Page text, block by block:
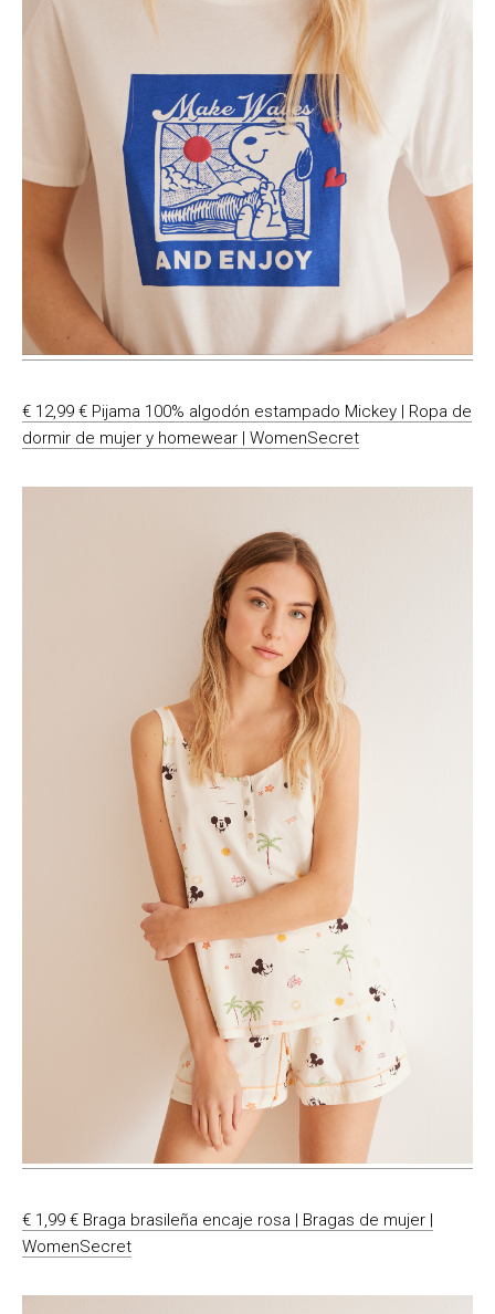
€ 12,99 € Pijama 100% algodón estampado Mickey | Ropa de
dormir de mujer y homewear | WomenSecret
€ 1,99 € Braga brasileña encaje rosa | Bragas de mujer |
WomenSecret